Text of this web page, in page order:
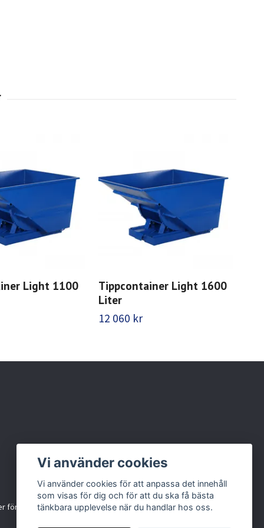
Light 1100
Tippcontainer Light 1600
Liter
12 060 kr
för källsortering
Vi använder cookies
Vi använder cookies för att anpassa det innehåll
som visas för dig och för att du ska få bästa
tänkbara upplevelse när du handlar hos oss.